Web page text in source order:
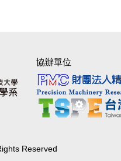
協辦單位
Reserved